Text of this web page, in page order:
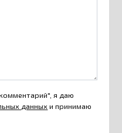
я даю
данных и принимаю